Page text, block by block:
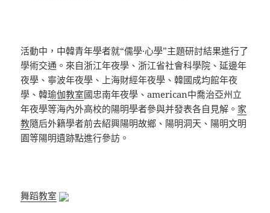
活動中，中韓青年學者就“儒學·心學”主題研討結果進行了
學術交通。來自浙江年夜學、浙江省社會科學院、延邊年
夜學、寧波年夜學、上海財經年夜學、韓國成均館年夜
學、韓瑜伽教室國忠南年夜學、american中喬治亞州立
年夜學等海內外高校的陽明學者參與并發表各自見解。 家
教隨后外籍學者前去紹興陽明故鄉、陽明洞天、陽明文明
園等陽明遺跡點進行參訪。
舞蹈教室